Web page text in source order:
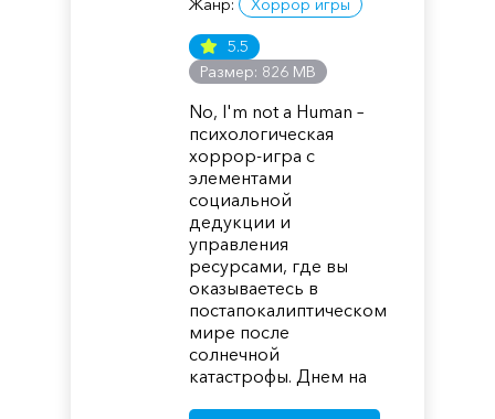
Жанр: Хоррор игры
5.5
Размер: 826 MB
No, I'm not a Human –
психологическая
хоррор-игра с
элементами
социальной
дедукции и
управления
ресурсами, где вы
оказываетесь в
постапокалиптическом
мире после
солнечной
катастрофы. Днем на